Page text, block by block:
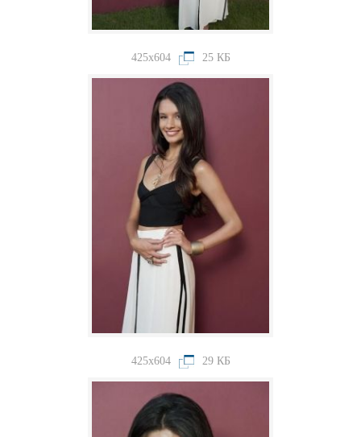
425x604 25 КБ
425x604 29 КБ